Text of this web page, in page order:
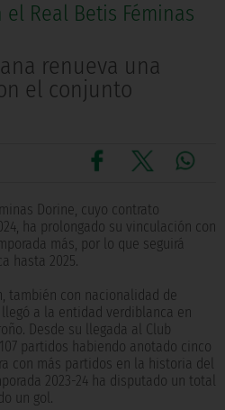
Real Betis Féminas
renueva una
el conjunto
Dorine, cuyo contrato
ha prolongado su vinculación con
más, por lo que seguirá
hasta 2025.
también con nacionalidad de
a la entidad verdiblanca en
Desde su llegada al Club
partidos habiendo anotado cinco
con más partidos en la historia del
2023-24 ha disputado un total
un gol.